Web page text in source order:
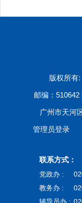
版权所有
邮编：
广州市天河
管理员登录
联系方式：
党政办 :
教务办 :